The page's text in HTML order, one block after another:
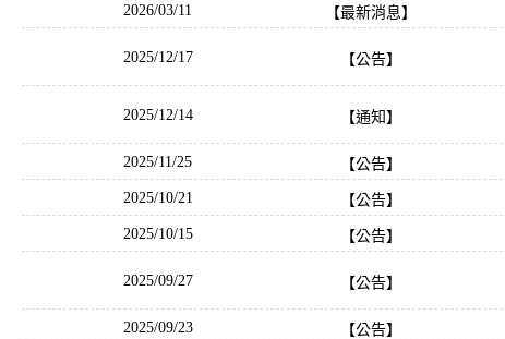
2026/03/11 【最新消息】
2025/12/17 【公告】
2025/12/14 【通知】
2025/11/25 【公告】
2025/10/21 【公告】
2025/10/15 【公告】
2025/09/27 【公告】
2025/09/23 【公告】